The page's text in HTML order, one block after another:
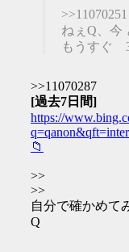
>>11070251
ねぇQ、今
もうすぐ
>>11070287
[過去7日間]
https://
📁
>>
>>
自分で確かめて
Q